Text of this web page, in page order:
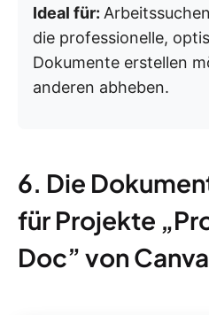
Ideal für:
die professionelle,
Dokumente erstellen
anderen abheben.
6. Die
für Projekte
Doc” von Canva